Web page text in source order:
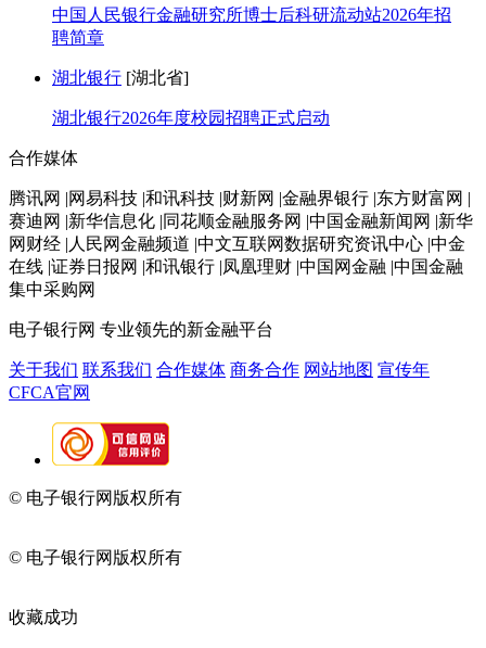
中国人民银行金融研究所博士后科研流动站2026年招
聘简章
湖北银行 [湖北省]
湖北银行2026年度校园招聘正式启动
合作媒体
腾讯网 |网易科技 |和讯科技 |财新网 |金融界银行 |东方财富网 |
赛迪网 |新华信息化 |同花顺金融服务网 |中国金融新闻网 |新华
网财经 |人民网金融频道 |中文互联网数据研究资讯中心 |中金
在线 |证券日报网 |和讯银行 |凤凰理财 |中国网金融 |中国金融
集中采购网
电子银行网 专业领先的新金融平台
关于我们 联系我们 合作媒体 商务合作 网站地图 宣传年
CFCA官网
© 电子银行网版权所有
© 电子银行网版权所有
收藏成功